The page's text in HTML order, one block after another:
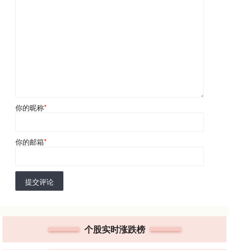
你的昵称*
你的邮箱*
提交评论
个股实时涨跌榜